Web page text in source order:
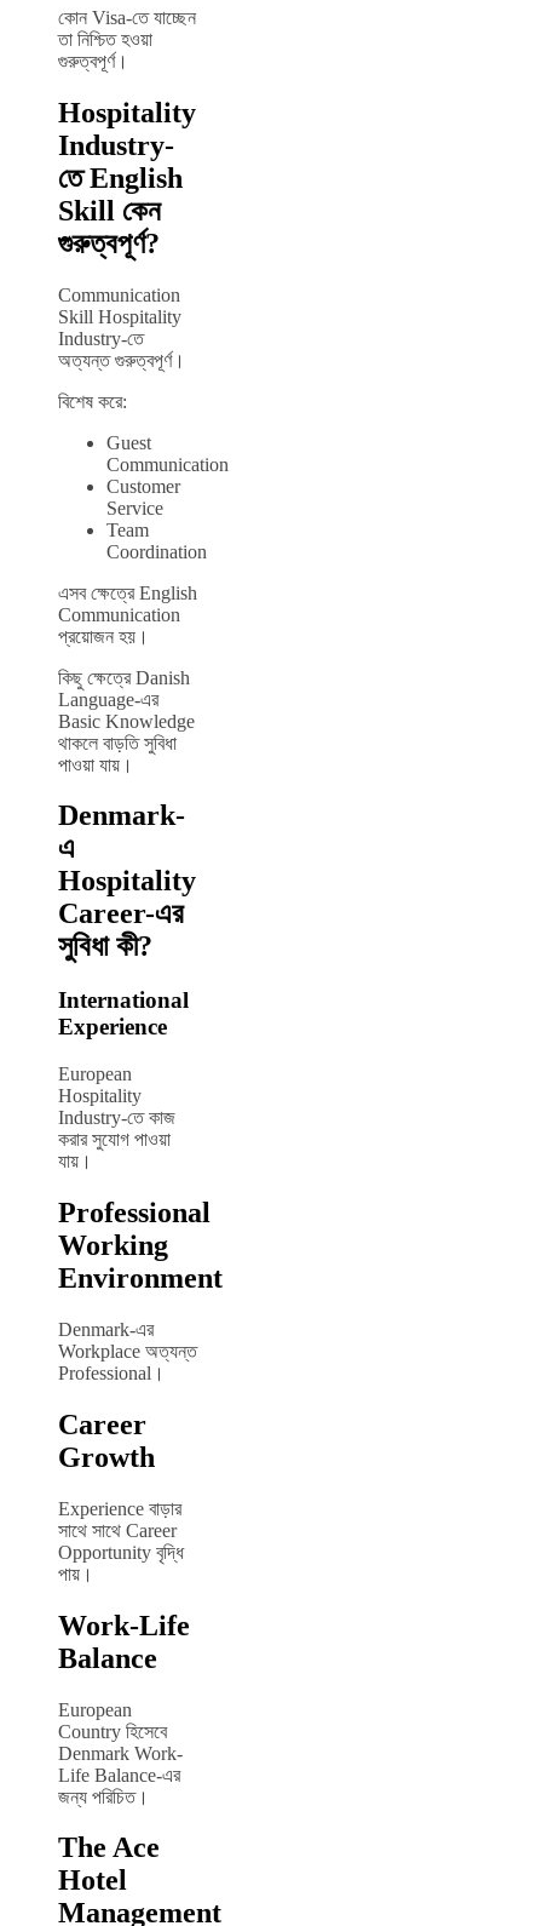
কোন Visa-তে যাচ্ছেন
তা নিশ্চিত হওয়া
গুরুত্বপূর্ণ।
Hospitality
Industry-
তে English
Skill কেন
গুরুত্বপূর্ণ?
Communication
Skill Hospitality
Industry-তে
অত্যন্ত গুরুত্বপূর্ণ।
বিশেষ করে:
Guest
Communication
Customer
Service
Team
Coordination
এসব ক্ষেত্রে English
Communication
প্রয়োজন হয়।
কিছু ক্ষেত্রে Danish
Language-এর
Basic Knowledge
থাকলে বাড়তি সুবিধা
পাওয়া যায়।
Denmark-
এ
Hospitality
Career-এর
সুবিধা কী?
International
Experience
European
Hospitality
Industry-তে কাজ
করার সুযোগ পাওয়া
যায়।
Professional
Working
Environment
Denmark-এর
Workplace অত্যন্ত
Professional।
Career
Growth
Experience বাড়ার
সাথে সাথে Career
Opportunity বৃদ্ধি
পায়।
Work-Life
Balance
European
Country হিসেবে
Denmark Work-
Life Balance-এর
জন্য পরিচিত।
The Ace
Hotel
Management